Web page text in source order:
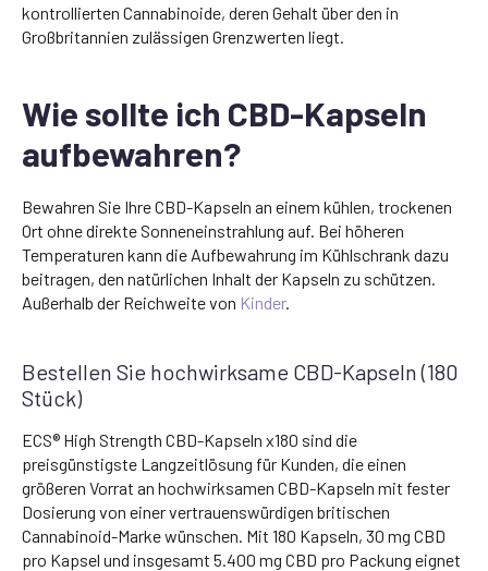
kontrollierten Cannabinoide, deren Gehalt über den in
Großbritannien zulässigen Grenzwerten liegt.
Wie sollte ich CBD-Kapseln
aufbewahren?
Bewahren Sie Ihre CBD-Kapseln an einem kühlen, trockenen
Ort ohne direkte Sonneneinstrahlung auf. Bei höheren
Temperaturen kann die Aufbewahrung im Kühlschrank dazu
beitragen, den natürlichen Inhalt der Kapseln zu schützen.
Außerhalb der Reichweite von Kinder.
Bestellen Sie hochwirksame CBD-Kapseln (180
Stück)
ECS® High Strength CBD-Kapseln x180 sind die
preisgünstigste Langzeitlösung für Kunden, die einen
größeren Vorrat an hochwirksamen CBD-Kapseln mit fester
Dosierung von einer vertrauenswürdigen britischen
Cannabinoid-Marke wünschen. Mit 180 Kapseln, 30 mg CBD
pro Kapsel und insgesamt 5.400 mg CBD pro Packung eignet